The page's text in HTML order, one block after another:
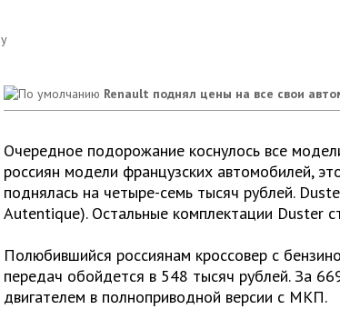
Renault поднял цены на все свои
Очередное подорожание коснулось все
россиян модели французских автомобилей,
поднялась на четыре-семь тысяч рублей.
Autentique). Остальные комплектации Duster
Полюбившийся россиянам кроссовер с
передач обойдется в 548 тысяч рублей. За
двигателем в полноприводной версии с МКП.